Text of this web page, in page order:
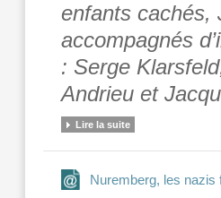
enfants cachés,
accompagnés
: Serge
Andrieu et
Lire la suite
Nuremberg, les